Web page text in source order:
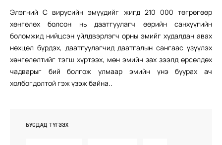
Элэгний С вирусийн эмүүдийг жигд 210 000 төгрөгөөр
хөнгөлөх болсон нь даатгуулагч өөрийн санхүүгийн
боломжид нийцсэн үйлдвэрлэгч орны эмийг худалдан авах
нөхцөл бүрдэх, даатгуулагчид даатгалын сангаас үзүүлэх
хөнгөлөлтийг тэгш хүртээх, мөн эмийн зах зээлд өрсөлдөх
чадварыг бий болгож улмаар эмийн үнэ буурах ач
холбогдолтой гэж үзэж байна..
БУСДАД ТҮГЭЭХ